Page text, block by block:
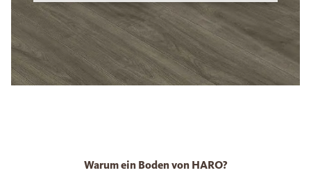
Warum ein Boden von HARO?